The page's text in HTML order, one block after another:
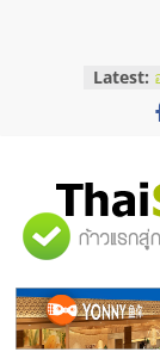
Latest:
"ศูนย์
รวม